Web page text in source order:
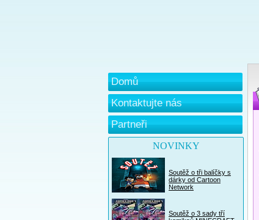
Domů
Kontaktujte nás
Partneři
NOVINKY
Soutěž o tři balíčky s
dárky od Cartoon
Network
Soutěž o 3 sady tří